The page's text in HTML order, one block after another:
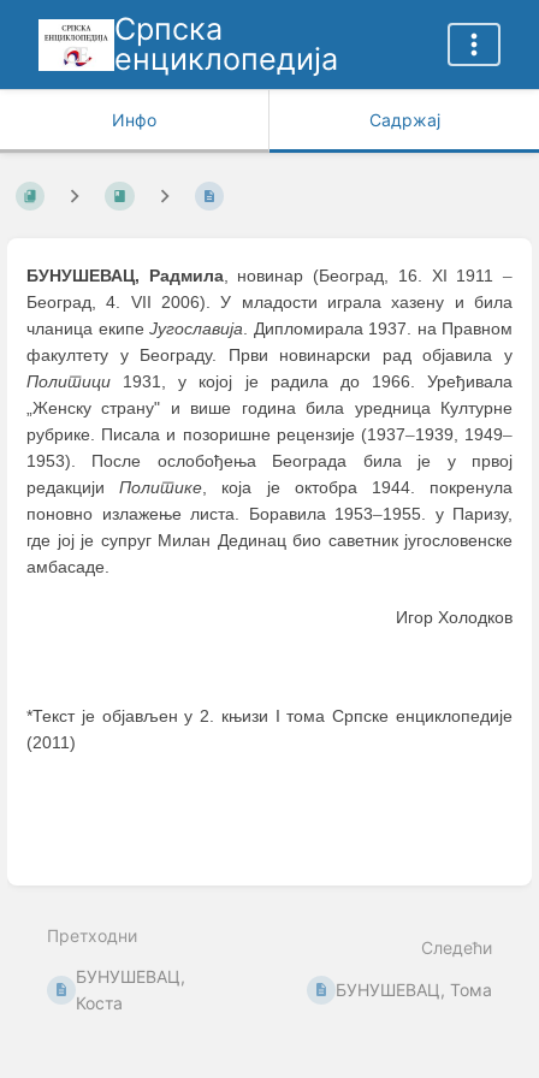
Српска
енциклопедија
Инфо Садржај
БУНУШЕВАЦ, Радмила, новинар (Београд, 16. XI 1911–
Београд, 4. VII 2006). У младости играла хазену и била
чланица екипе Југославија. Дипломирала 1937. на Правном
факултету у Београду. Први новинарски рад објавила у
Политици 1931, у којој је радила до 1966. Уређивала
„Женску страну" и више година била уредница Културне
рубрике. Писала и позоришне рецензије (1937–1939, 1949–
1953). После ослобођења Београда била је у првој
редакцијиПолитике, која је октобра 1944. покренула
поновно излажење листа. Боравила 1953–1955. у Паризу,
где јој је супруг Милан Дединац био саветник југословенске
амбасаде.
Игор Холодков
*Текст је објављен у 2. књизи I тома Српске енциклопедије
(2011)
Претходни
БУНУШЕВАЦ,
Коста
Следећи
БУНУШЕВАЦ, Тома